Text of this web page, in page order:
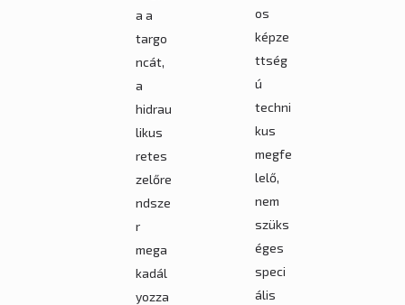
a a
targo
ncát,
a
hidrau
likus
retes
zelőre
ndsze
r
mega
kadál
yozza
os
képze
ttség
ú
techni
kus
megfe
lelő,
nem
szüks
éges
speci
ális